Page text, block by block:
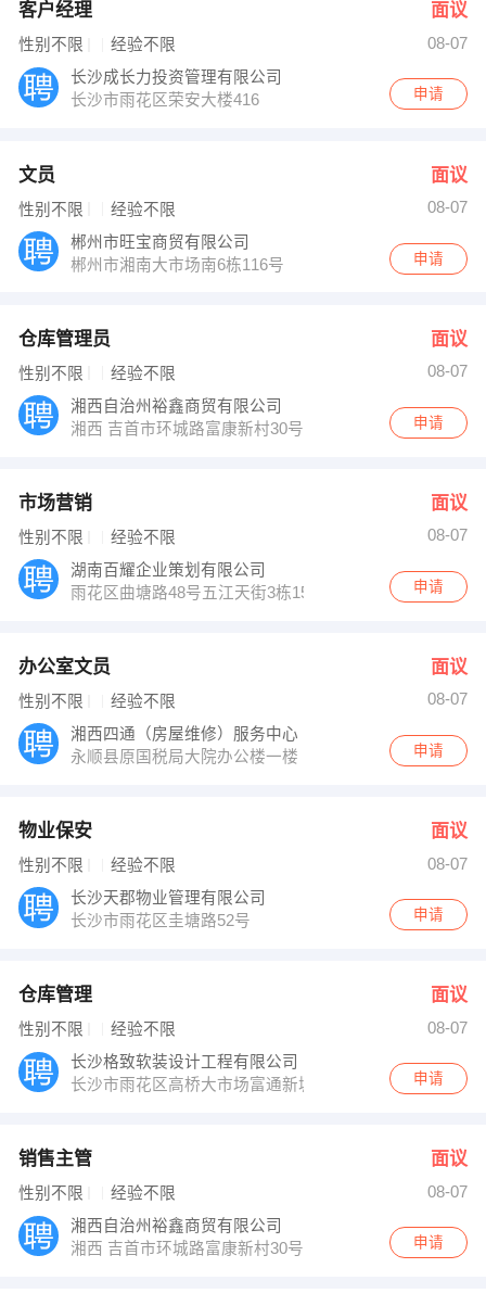
客户经理 面议
性别不限 经验不限
08-07
长沙成长力投资管理有限公司
长沙市雨花区荣安大楼416
申请
文员 面议
性别不限 经验不限
08-07
郴州市旺宝商贸有限公司
郴州市湘南大市场南6栋116号
申请
仓库管理员 面议
性别不限 经验不限
08-07
湘西自治州裕鑫商贸有限公司
湘西 吉首市环城路富康新村30号门面
申请
市场营销 面议
性别不限 经验不限
08-07
湖南百耀企业策划有限公司
雨花区曲塘路48号五江天街3栋1503
申请
办公室文员 面议
性别不限 经验不限
08-07
湘西四通（房屋维修）服务中心
永顺县原国税局大院办公楼一楼
申请
物业保安 面议
性别不限 经验不限
08-07
长沙天郡物业管理有限公司
长沙市雨花区圭塘路52号
申请
仓库管理 面议
性别不限 经验不限
08-07
长沙格致软装设计工程有限公司
长沙市雨花区高桥大市场富通新城138号
申请
销售主管 面议
性别不限 经验不限
08-07
湘西自治州裕鑫商贸有限公司
湘西 吉首市环城路富康新村30号门面
申请